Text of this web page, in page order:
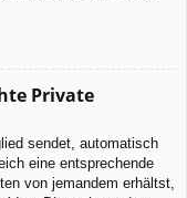
Private
sendet, automatisch
eine entsprechende
von jemandem erhältst,